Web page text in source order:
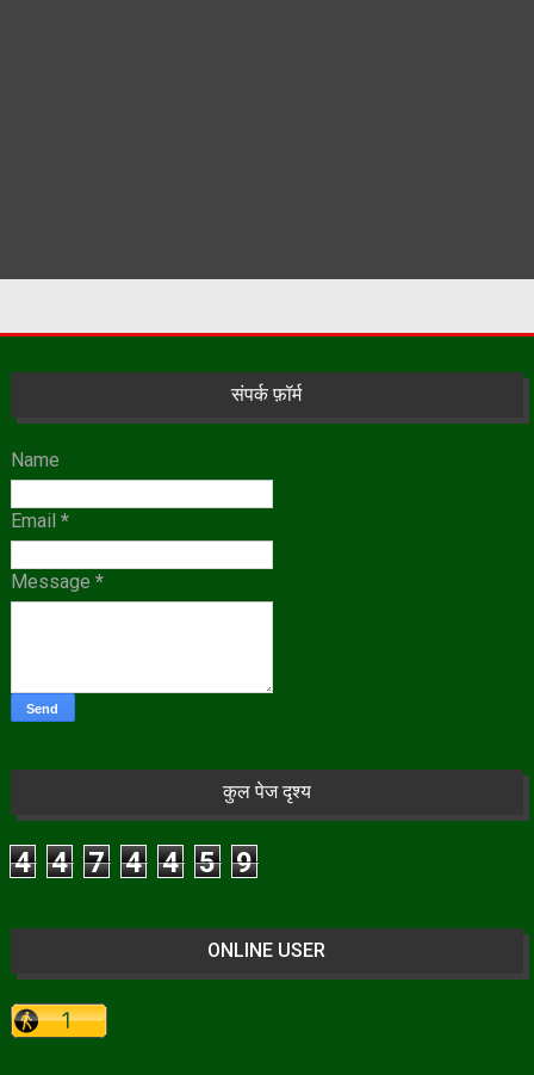
संपर्क फ़ॉर्म
Name
Email *
Message *
कुल पेज दृश्य
4 4 7 4 4 5 9
ONLINE USER